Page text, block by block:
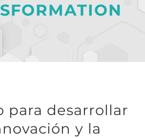
para desarrollar
y la